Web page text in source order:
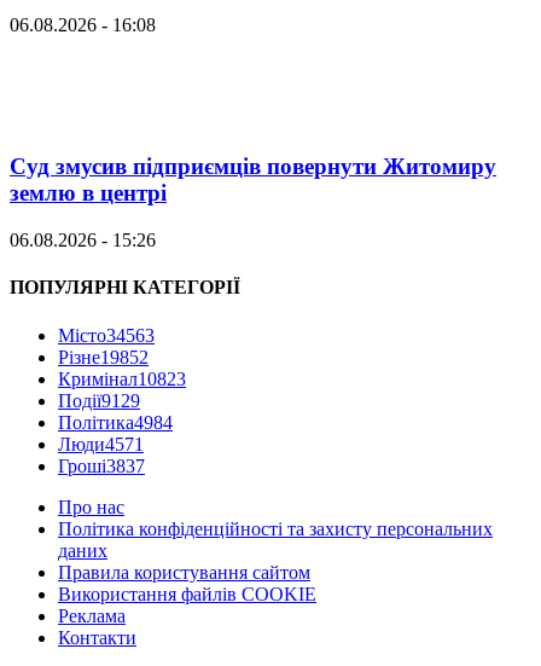
06.08.2026 - 16:08
Суд змусив підприємців повернути Житомиру
землю в центрі
06.08.2026 - 15:26
ПОПУЛЯРНІ КАТЕГОРІЇ
Місто34563
Різне19852
Кримінал10823
Події9129
Політика4984
Люди4571
Гроші3837
Про нас
Політика конфіденційності та захисту персональних
даних
Правила користування сайтом
Використання файлів COOKIE
Реклама
Контакти